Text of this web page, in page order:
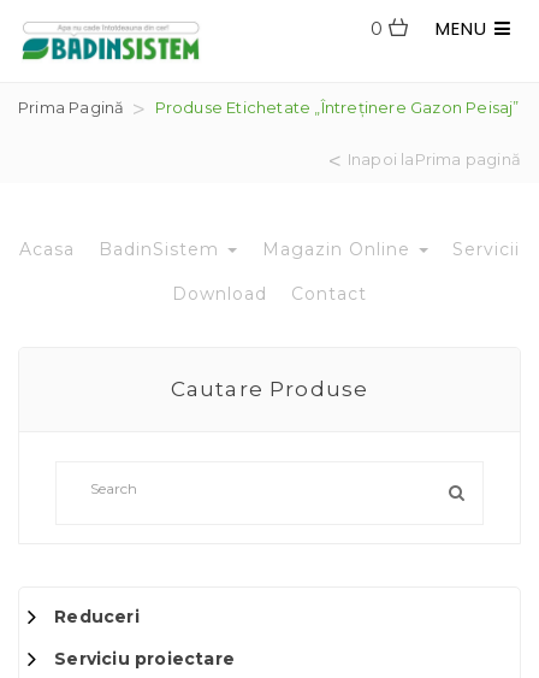
MENU
0
Prima Pagină Produse Etichetate „întreținere Gazon Peisaj”
Inapoi laPrima pagină
Acasa BadinSistem Magazin Online Servicii
Download Contact
Cautare Produse
Reduceri
Serviciu proiectare